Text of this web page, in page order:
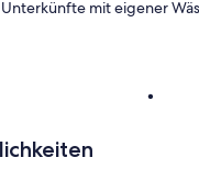
mit eigener
•